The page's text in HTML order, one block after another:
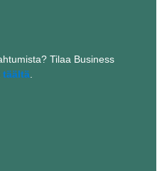
Tilaa Business
täältä